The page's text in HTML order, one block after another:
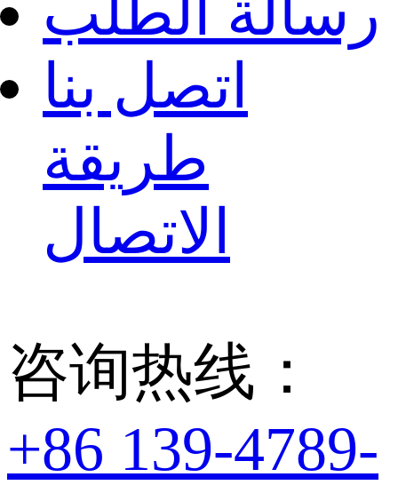
رسالة الطلب
اتصل بنا
طريقة
الاتصال
咨询热线：
+86 139-4789-